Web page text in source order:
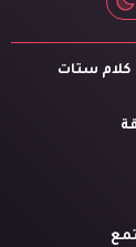
كلام ستات